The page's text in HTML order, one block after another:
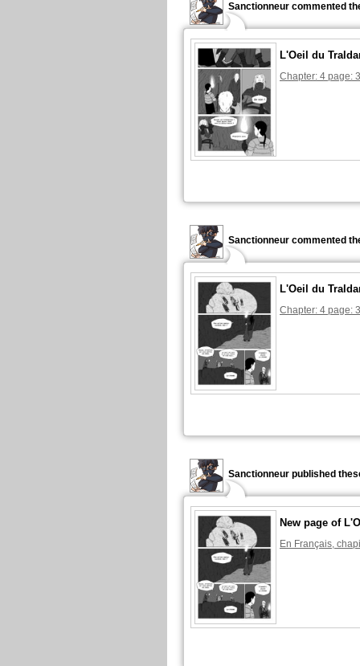
Sanctionneur commented
L'Oeil du
Chapter: 4 page:
Sanctionneur commented
L'Oeil du
Chapter: 4 page:
Sanctionneur published
New page of
En Français,